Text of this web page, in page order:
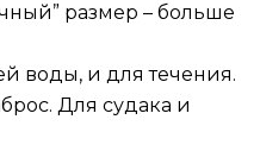
размер – больше
воды, и для течения.
Для судака и